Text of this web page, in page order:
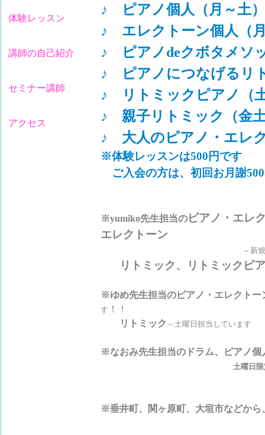
体験レッスン
講師の自己紹介
セミナー講師
アクセス
♪ ピアノ個人
（月～土）
♪ エレクトーン個人
（
♪ ピアノdeクボタメソ
♪ ピアノにつなげるリ
♪ リトミックピアノ（
♪ 親子リトミック（金
♪ 大人のピアノ・エレ
※体験レッスンは500円です
ご入会の方は、初回お月謝
※yumiko先生担当の ピアノ・エレ
エレクトーン
～新
リトミック、リトミックピ
※ゆめ先生担当のピアノ・エレクトー
す ！！
リトミック ～土曜日担当しています
※なおみ先生担当のドラム、ピアノ個
土曜日
※垂井町、関ヶ原町、大垣市などから